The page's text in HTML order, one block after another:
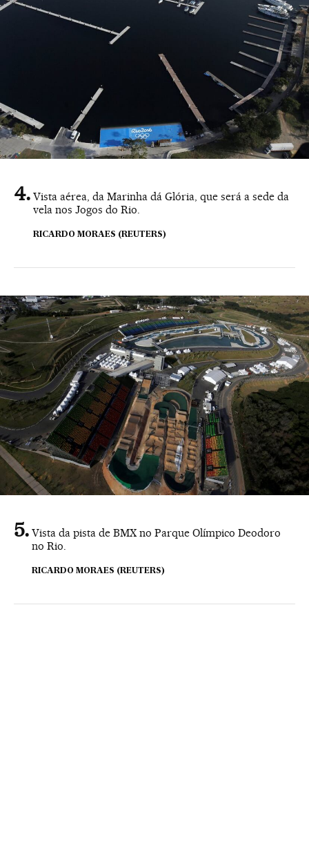
Vista aérea, da Marinha dá Glória, que será a sede da
vela nos Jogos do Rio.
RICARDO MORAES (REUTERS)
Vista da pista de BMX no Parque Olímpico Deodoro
no Rio.
RICARDO MORAES (REUTERS)